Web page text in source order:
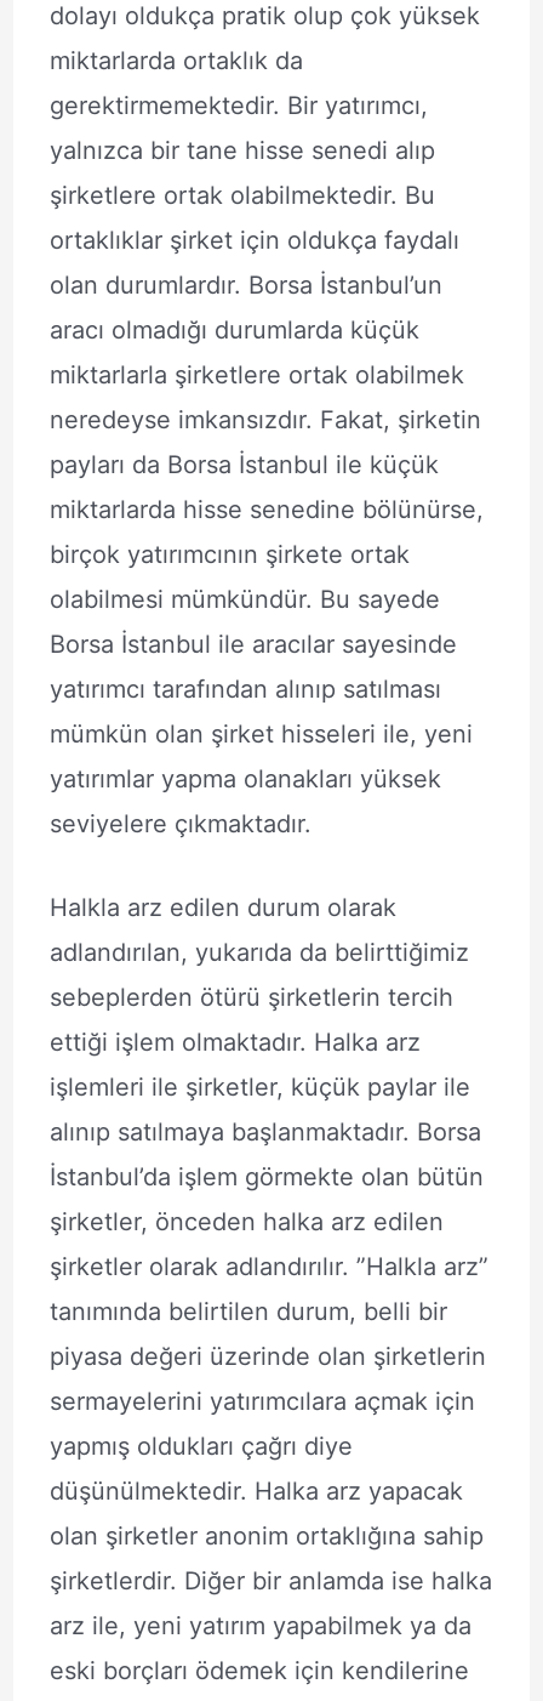
dolayı oldukça pratik olup çok yüksek
miktarlarda ortaklık da
gerektirmemektedir. Bir yatırımcı,
yalnızca bir tane hisse senedi alıp
şirketlere ortak olabilmektedir. Bu
ortaklıklar şirket için oldukça faydalı
olan durumlardır. Borsa İstanbul’un
aracı olmadığı durumlarda küçük
miktarlarla şirketlere ortak olabilmek
neredeyse imkansızdır. Fakat, şirketin
payları da Borsa İstanbul ile küçük
miktarlarda hisse senedine bölünürse,
birçok yatırımcının şirkete ortak
olabilmesi mümkündür. Bu sayede
Borsa İstanbul ile aracılar sayesinde
yatırımcı tarafından alınıp satılması
mümkün olan şirket hisseleri ile, yeni
yatırımlar yapma olanakları yüksek
seviyelere çıkmaktadır.
Halkla arz edilen durum olarak
adlandırılan, yukarıda da belirttiğimiz
sebeplerden ötürü şirketlerin tercih
ettiği işlem olmaktadır. Halka arz
işlemleri ile şirketler, küçük paylar ile
alınıp satılmaya başlanmaktadır. Borsa
İstanbul’da işlem görmekte olan bütün
şirketler, önceden halka arz edilen
şirketler olarak adlandırılır. ”Halkla arz”
tanımında belirtilen durum, belli bir
piyasa değeri üzerinde olan şirketlerin
sermayelerini yatırımcılara açmak için
yapmış oldukları çağrı diye
düşünülmektedir. Halka arz yapacak
olan şirketler anonim ortaklığına sahip
şirketlerdir. Diğer bir anlamda ise halka
arz ile, yeni yatırım yapabilmek ya da
eski borçları ödemek için kendilerine